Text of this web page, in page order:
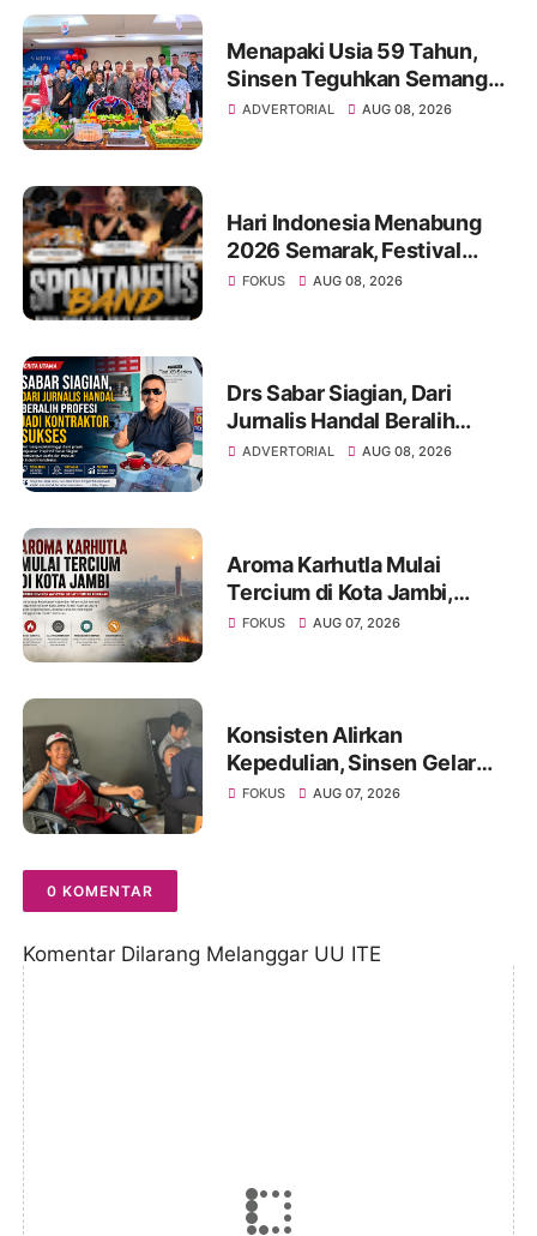
Menapaki Usia 59 Tahun,
Sinsen Teguhkan Semangat
“Sustainably Growing”
ADVERTORIAL AUG 08, 2026
Hari Indonesia Menabung
2026 Semarak, Festival
Band Pelajar dan Mahasiswa
2
FOKUS AUG 08, 2026
Drs Sabar Siagian, Dari
Jurnalis Handal Beralih
Profesi Jadi Kontraktor
ADVERTORIAL AUG 08, 2026
Aroma Karhutla Mulai
Tercium di Kota Jambi,
Warga Diminta Waspada
FOKUS AUG 07, 2026
Konsisten Alirkan
Kepedulian, Sinsen Gelar
Donor Darah ke-23 dalam
FOKUS AUG 07, 2026
0 KOMENTAR
Komentar Dilarang Melanggar UU ITE